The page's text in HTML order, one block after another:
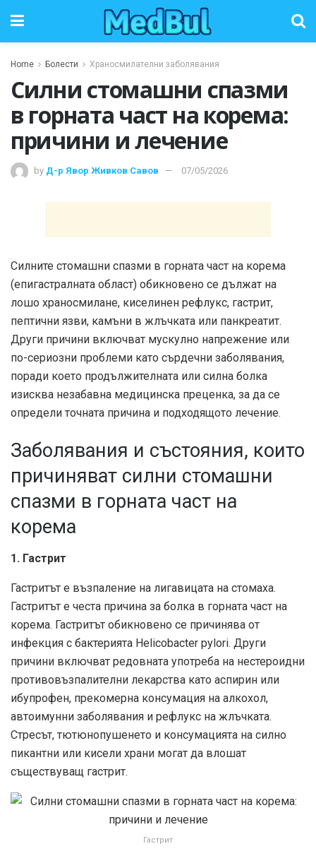
Home Болести Храносмилателни заболявания
Силни стомашни спазми
в горната част на корема:
причини и лечение
by Д-р Явор Живков Савов 07/05/2026
Силните стомашни спазми в горната част на корема
(епигастралната област) обикновено се дължат на
лошо храносмилане, киселинен рефлукс, гастрит,
пептични язви, камъни в жлъчката или панкреатит.
Други причини включват мускулно напрежение или
по-сериозни проблеми като сърдечни заболявания,
поради което продължителната или силна болка
изисква незабавна медицинска преценка, за да се
определи точната причина и подходящото лечение.
Заболявания и състояния, които
причиняват силни стомашни
спазми в горната част на
корема
1. Гастрит
Гастритът е възпаление на лигавицата на стомаха.
Гастритът е честа причина за болка в горната част на
корема. Гастритът обикновено се причинява от
инфекция с бактерията Helicobacter pylori. Други
причини включват редовната употреба на нестероидни
противовъзпалителни лекарства като аспирин или
ибупрофен, прекомерна консумация на алкохол,
автоимунни заболявания и рефлукс на жлъчката.
Стресът, тютюнопушенето и консумацията на силно
пикантни или кисели храни могат да влошат
съществуващ гастрит.
Гастрит